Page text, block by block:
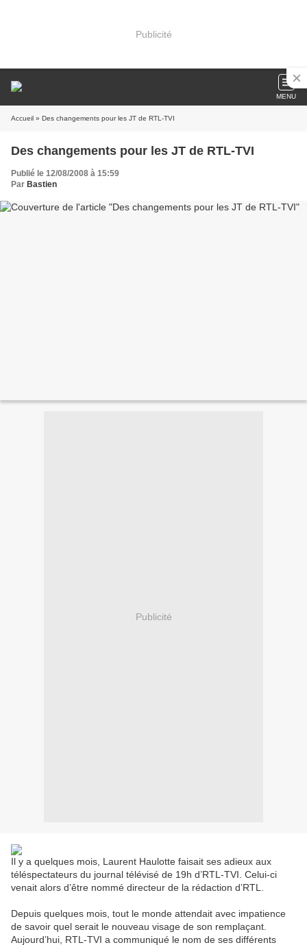
Publicité
MENU
Accueil » Des changements pour les JT de RTL-TVI
Des changements pour les JT de RTL-TVI
Publié le 12/08/2008 à 15:59
Par Bastien
Publicité
Il y a quelques mois, Laurent Haulotte faisait ses adieux aux
téléspectateurs du journal télévisé de 19h d’RTL-TVI. Celui-ci
venait alors d’être nommé directeur de la rédaction d’RTL.
Depuis quelques mois, tout le monde attendait avec impatience
de savoir quel serait le nouveau visage de son remplaçant.
Aujourd’hui, RTL-TVI a communiqué le nom de ses différents